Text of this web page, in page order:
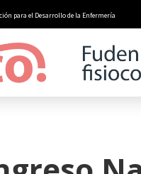
para el Desarrollo de la Enfermería